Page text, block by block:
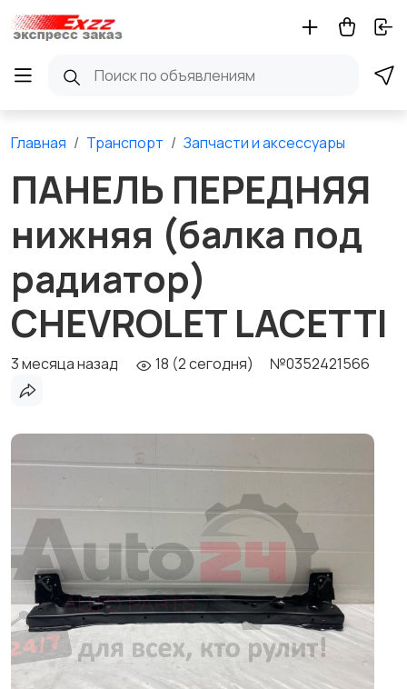
Главная Транспорт Запчасти и аксессуары
ПАНЕЛЬ ПЕРЕДНЯЯ
нижняя (балка под
радиатор)
CHEVROLET LACETTI
3 месяца назад 18 (2 сегодня) №0352421566